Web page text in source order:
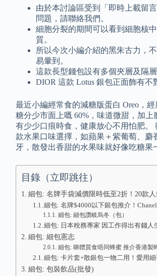
由於本討論區受到「即時上載留
問題，請聯絡我們。
細胞分裂的期間可以看到細胞核
質。
所以今次小編介紹的黑朱古力，
易暈到。
這款長型錢包設有多個夾層及隔
DIOR 這款 Lotus 銀包正面飾有不
最近小編經常食的減糖版蛋白 Oreo，
糖分少市面上嘅 60%，味道微甜，加
有少少口痕時食，健康放心不用怕肥
款水果口味選擇，如蘋果＋紫葡萄、
牙，散發出香甜的水果味就好像吃糖果
目錄（立即跳往）
細包: 名牌手袋減價限時低至2折！20款
細包: 名牌$4000以下銀包推介！
細包: 細包讚岐烏冬（包）
細包: 日本稅務專家 因工作得出有錢人
細包: 細包憲志
細包: 睇體質食唔同蜂蜜 推介香港製
細包: 卡片套+散銀包一物二用！愛用
細包: 包裝飲品(批發)